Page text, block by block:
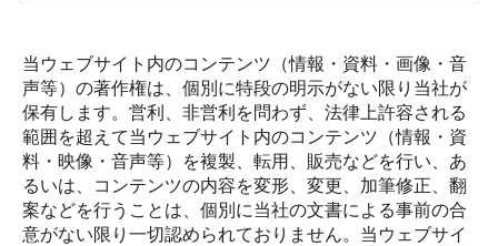
当ウェブサイト内のコンテンツ（情報・資料・画像・音
声等）の著作権は、個別に特段の明示がない限り当社が
保有します。営利、非営利を問わず、法律上許容される
範囲を超えて当ウェブサイト内のコンテンツ（情報・資
料・映像・音声等）を複製、転用、販売などを行い、あ
るいは、コンテンツの内容を変形、変更、加筆修正、翻
案などを行うことは、個別に当社の文書による事前の合
意がない限り一切認められておりません。当ウェブサイ